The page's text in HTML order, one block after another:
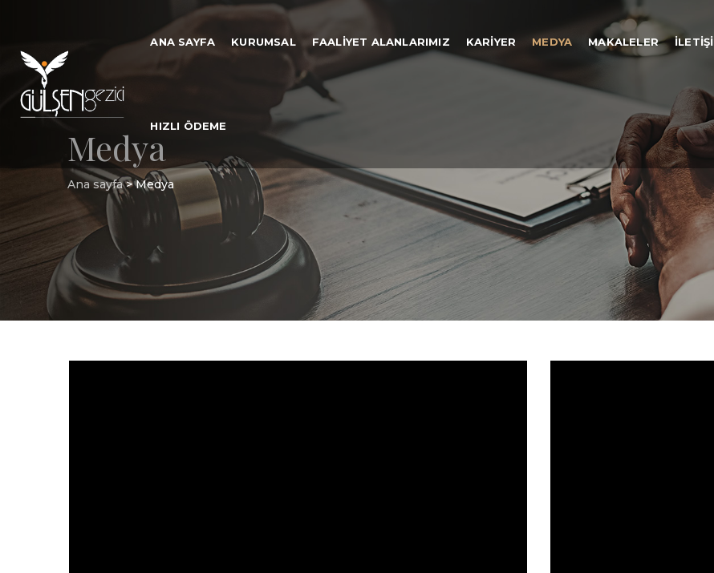
ANA SAYFA KURUMSAL FAALIYET ALANLARIMIZ KARIYER MEDYA MAKALELER
HIZLI ÖDEME
Medya
Ana sayfa >Medya